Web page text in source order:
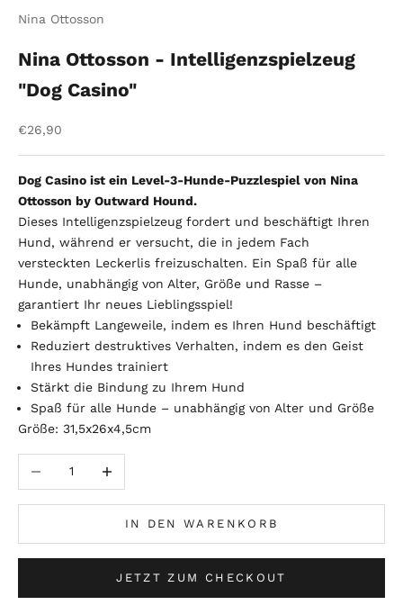
Nina Ottosson
Nina Ottosson - Intelligenzspielzeug
"Dog Casino"
Angebot
€26,90
Dog Casino ist ein Level-3-Hunde-Puzzlespiel von Nina
Ottosson by Outward Hound.
Dieses Intelligenzspielzeug fordert und beschäftigt Ihren
Hund, während er versucht, die in jedem Fach
versteckten Leckerlis freizuschalten. Ein Spaß für alle
Hunde, unabhängig von Alter, Größe und Rasse –
garantiert Ihr neues Lieblingsspiel!
Bekämpft Langeweile, indem es Ihren Hund beschäftigt
Reduziert destruktives Verhalten, indem es den Geist
Ihres Hundes trainiert
Stärkt die Bindung zu Ihrem Hund
Spaß für alle Hunde – unabhängig von Alter und Größe
Größe: 31,5x26x4,5cm
Anzahl verringern
IN DEN WARENKORB
JETZT ZUM CHECKOUT